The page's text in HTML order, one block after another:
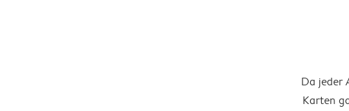
Da jeder
Karten